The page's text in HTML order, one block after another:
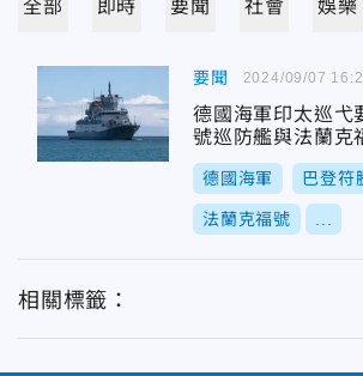
全部 即時 要聞 社會 娛樂
要聞
德國海軍印太巡
號巡防艦與法蘭克
德國海軍 巴登符
法蘭克福號
2024/09/07
相關標籤：